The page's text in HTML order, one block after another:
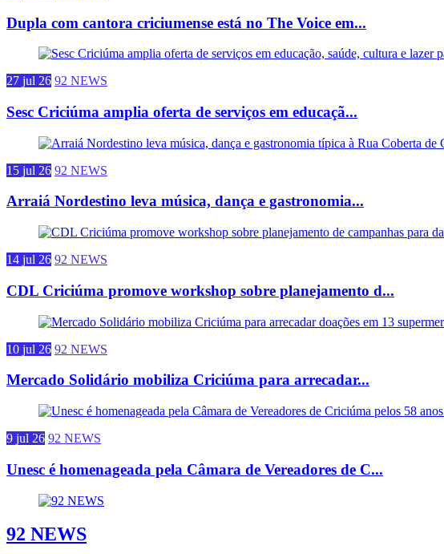
Dupla com cantora criciumense está no The Voice em...
27 jul 26 92 NEWS
Sesc Criciúma amplia oferta de serviços em educaçã...
15 jul 26 92 NEWS
Arraiá Nordestino leva música, dança e gastronomia...
14 jul 26 92 NEWS
CDL Criciúma promove workshop sobre planejamento d...
10 jul 26 92 NEWS
Mercado Solidário mobiliza Criciúma para arrecadar...
9 jul 26 92 NEWS
Unesc é homenageada pela Câmara de Vereadores de C...
92 NEWS